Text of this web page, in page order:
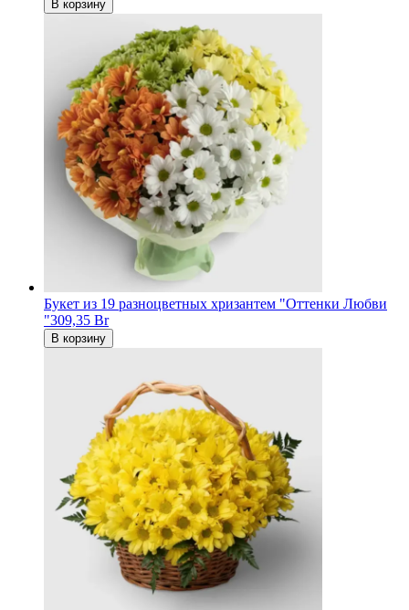
В корзину
Букет из 19 разноцветных хризантем "Оттенки Любви
"309,35 Br
В корзину